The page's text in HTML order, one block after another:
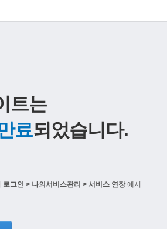
트는
료되었습니다.
로그인 > 나의서비스관리 > 서비스 연장에서